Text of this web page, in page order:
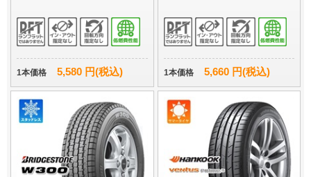
1本価格 5,580 円(税込) 1本価格 5,660 円(税込)